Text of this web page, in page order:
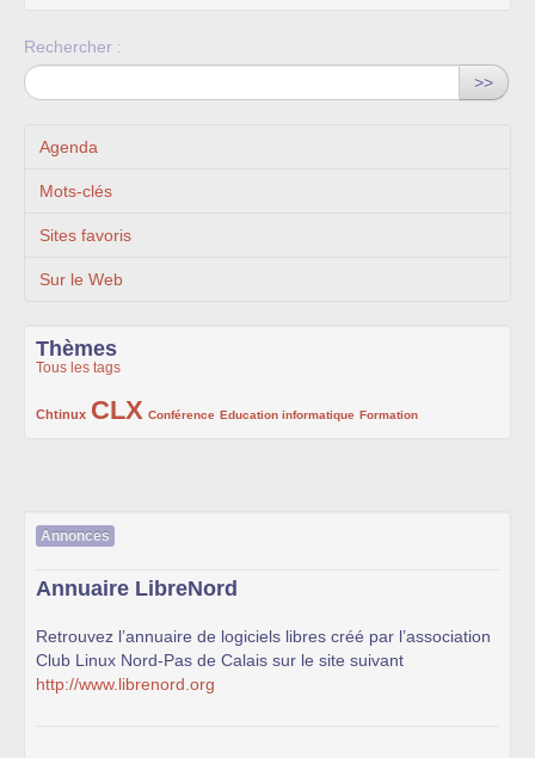
Rechercher :
>>
Agenda
Mots-clés
Sites favoris
Sur le Web
Thèmes
Tous les tags
Chtinux
222/1002CLX
1002/1002 Conférence
132/1002 Education informatique
119/1002 Formation
168/1002
Annonces
Annuaire LibreNord
Retrouvez l’annuaire de logiciels libres créé par l’association
Club Linux Nord-Pas de Calais sur le site suivant
http://www.librenord.org